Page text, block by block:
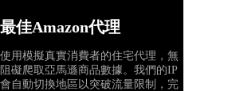
最佳Amazon代理
使用模擬真實消費者的住宅代理，無
阻礙爬取亞馬遜商品數據。我們的IP
會自動切換地區以突破流量限制，完